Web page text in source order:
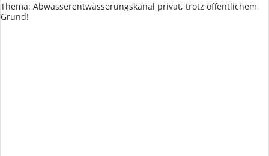
Thema: Abwasserentwässerungskanal privat, trotz öffentlichem
Grund!